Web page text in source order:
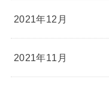
2021年12月
2021年11月